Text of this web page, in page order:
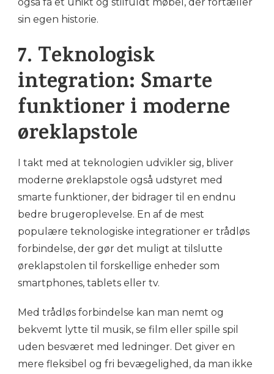
sin egen historie.
7. Teknologisk
integration: Smarte
funktioner i moderne
øreklapstole
I takt med at teknologien udvikler sig, bliver
moderne øreklapstole også udstyret med
smarte funktioner, der bidrager til en endnu
bedre brugeroplevelse. En af de mest
populære teknologiske integrationer er trådløs
forbindelse, der gør det muligt at tilslutte
øreklapstolen til forskellige enheder som
smartphones, tablets eller tv.
Med trådløs forbindelse kan man nemt og
bekvemt lytte til musik, se film eller spille spil
uden besværet med ledninger. Det giver en
mere fleksibel og fri bevægelighed, da man ikke